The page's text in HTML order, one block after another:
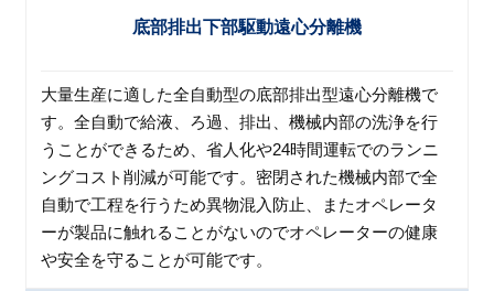
底部排出下部駆動遠心分離機
大量生産に適した全自動型の底部排出型遠心分離機で
す。全自動で給液、ろ過、排出、機械内部の洗浄を行
うことができるため、省人化や24時間運転でのランニ
ングコスト削減が可能です。密閉された機械内部で全
自動で工程を行うため異物混入防止、またオペレータ
ーが製品に触れることがないのでオペレーターの健康
や安全を守ることが可能です。